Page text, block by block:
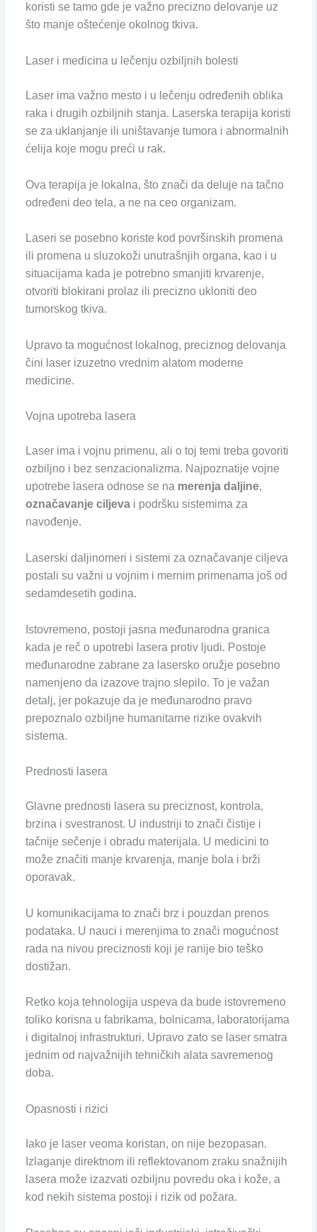
koristi se tamo gde je važno precizno delovanje uz
što manje oštećenje okolnog tkiva.
Laser i medicina u lečenju ozbiljnih bolesti
Laser ima važno mesto i u lečenju određenih oblika
raka i drugih ozbiljnih stanja. Laserska terapija koristi
se za uklanjanje ili uništavanje tumora i abnormalnih
ćelija koje mogu preći u rak.
Ova terapija je lokalna, što znači da deluje na tačno
određeni deo tela, a ne na ceo organizam.
Laseri se posebno koriste kod površinskih promena
ili promena u sluzokoži unutrašnjih organa, kao i u
situacijama kada je potrebno smanjiti krvarenje,
otvoriti blokirani prolaz ili precizno ukloniti deo
tumorskog tkiva.
Upravo ta mogućnost lokalnog, preciznog delovanja
čini laser izuzetno vrednim alatom moderne
medicine.
Vojna upotreba lasera
Laser ima i vojnu primenu, ali o toj temi treba govoriti
ozbiljno i bez senzacionalizma. Najpoznatije vojne
upotrebe lasera odnose se na merenja daljine,
označavanje ciljevai podršku sistemima za
navođenje.
Laserski daljinomeri i sistemi za označavanje ciljeva
postali su važni u vojnim i mernim primenama još od
sedamdesetih godina.
Istovremeno, postoji jasna međunarodna granica
kada je reč o upotrebi lasera protiv ljudi. Postoje
međunarodne zabrane za lasersko oružje posebno
namenjeno da izazove trajno slepilo. To je važan
detalj, jer pokazuje da je međunarodno pravo
prepoznalo ozbiljne humanitarne rizike ovakvih
sistema.
Prednosti lasera
Glavne prednosti lasera su preciznost, kontrola,
brzina i svestranost. U industriji to znači čistije i
tačnije sečenje i obradu materijala. U medicini to
može značiti manje krvarenja, manje bola i brži
oporavak.
U komunikacijama to znači brz i pouzdan prenos
podataka. U nauci i merenjima to znači mogućnost
rada na nivou preciznosti koji je ranije bio teško
dostižan.
Retko koja tehnologija uspeva da bude istovremeno
toliko korisna u fabrikama, bolnicama, laboratorijama
i digitalnoj infrastrukturi. Upravo zato se laser smatra
jednim od najvažnijih tehničkih alata savremenog
doba.
Opasnosti i rizici
Iako je laser veoma koristan, on nije bezopasan.
Izlaganje direktnom ili reflektovanom zraku snažnijih
lasera može izazvati ozbiljnu povredu oka i kože, a
kod nekih sistema postoji i rizik od požara.